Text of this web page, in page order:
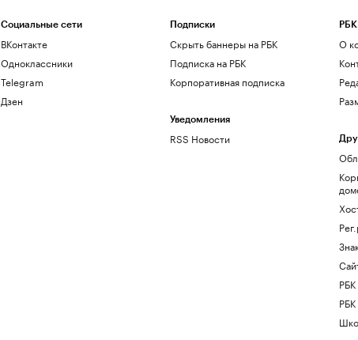
Социальные сети
ВКонтакте
Одноклассники
Telegram
Дзен
Подписки
Скрыть баннеры на РБК
Подписка на РБК
Корпоративная подписка
Уведомления
RSS Новости
РБК
О